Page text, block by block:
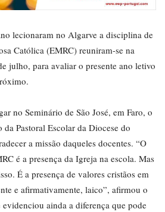
lecionaram no Algarve a disciplina de
Católica (EMRC) reuniram-se na
julho, para avaliar o presente ano letivo
no Seminário de São José, em Faro, o
da Pastoral Escolar da Diocese do
a missão daqueles docentes. “O
é a presença da Igreja na escola. Mas
É a presença de valores cristãos em
e afirmativamente, laico”, afirmou o
ainda a diferença que pode